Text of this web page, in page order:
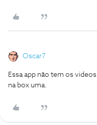
Oscar7
Essa app não tem os
na box uma.